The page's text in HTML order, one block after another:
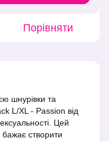
Порівняти
шнурівки та
L/XL - Passion від
Цей
бажає створити